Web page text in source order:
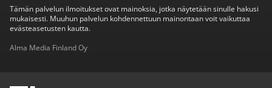
Tämän palvelun ilmoitukset ovat mainoksia, jotka näytetään sinulle hakusi
mukaisesti. Muuhun palvelun kohdennettuun mainontaan voit vaikuttaa
evästeasetusten kautta.
Alma Media Finland Oy